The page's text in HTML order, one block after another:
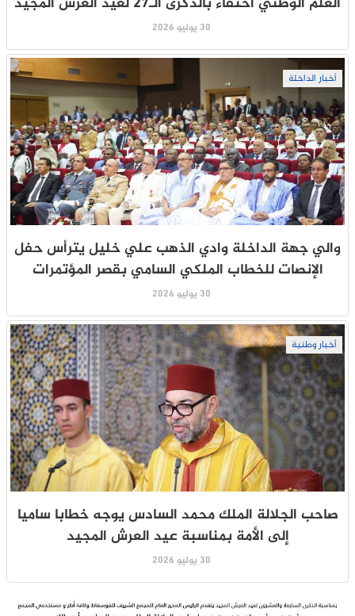
30 يوليو 2026
أخبار الداخلة
والي جهة الداخلة وادي الذهب علي خليل يترأس حفل
الإنصات للخطاب الملكي السامي بقصر المؤتمرات
30 يوليو 2026
أخبار وطنية
صاحب الجلالة الملك محمد السادس يوجه خطابا ساميا
إلى الأمة بمناسبة عيد العرش المجيد
30 يوليو 2026